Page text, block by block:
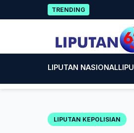
to
TRENDING
LIPUTAN NASIONAL
LIPUTAN KEPOLISIAN